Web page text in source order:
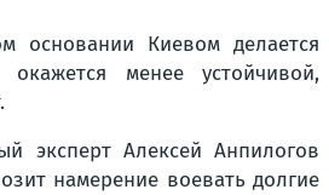
основании Киевом делается
менее устойчивой,
эксперт Алексей Анпилогов
намерение воевать долгие